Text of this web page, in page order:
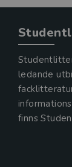
ledande
finns